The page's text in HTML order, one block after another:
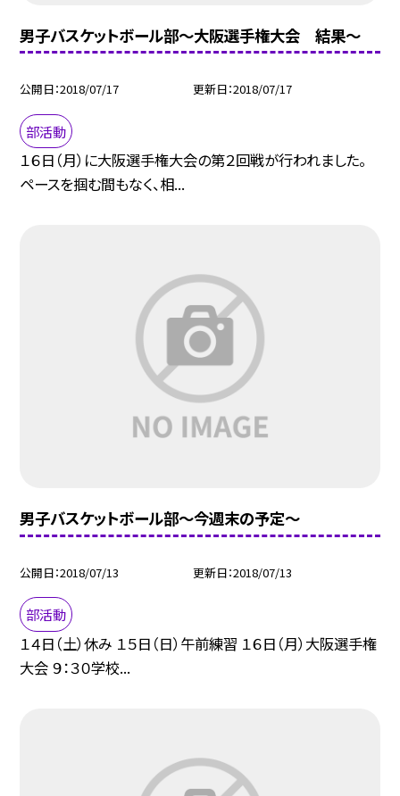
男子バスケットボール部〜大阪選手権大会 結果〜
公開日 2018/07/17 更新日 2018/07/17
部活動
１６日（月）に大阪選手権大会の第２回戦が行われました。
ペースを掴む間もなく、相...
男子バスケットボール部〜今週末の予定〜
公開日 2018/07/13 更新日 2018/07/13
部活動
１４日（土）休み １５日（日）午前練習 １６日（月）大阪選手権
大会 ９：３０学校...